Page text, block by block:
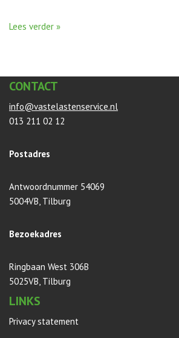
Lees verder »
CONTACT
info@vastelastenservice.nl
013 211 02 12
Postadres
Antwoordnummer 54069
5004VB, Tilburg
Bezoekadres
Ringbaan West 306B
5025VB, Tilburg
LINKS
Privacy statement